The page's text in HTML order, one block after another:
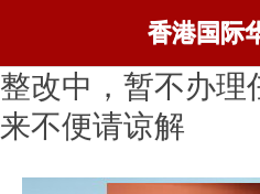
整改中，暂不办理
来不便请谅解